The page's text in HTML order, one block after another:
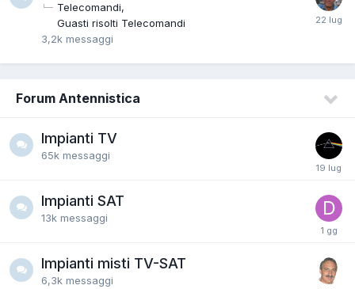
Telecomandi
Guasti risolti Telecomandi
3,2k messaggi
Forum Antennistica
Impianti TV
65k messaggi
Impianti SAT
13k messaggi
Impianti misti TV-SAT
6,3k messaggi